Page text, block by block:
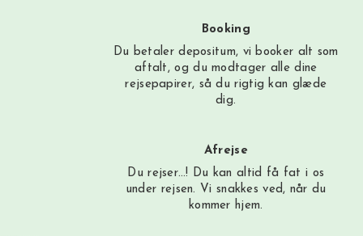
Booking
Du betaler depositum, vi booker alt som
aftalt, og du modtager alle dine
rejsepapirer, så du rigtig kan glæde
dig.
Afrejse
Du rejser…! Du kan altid få fat i os
under rejsen. Vi snakkes ved, når du
kommer hjem.